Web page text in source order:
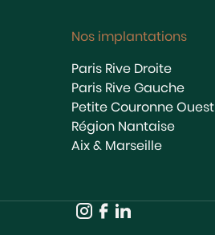
Nos implantations
Paris Rive Droite
Paris Rive Gauche
Petite Couronne Ouest
Région Nantaise
Aix & Marseille